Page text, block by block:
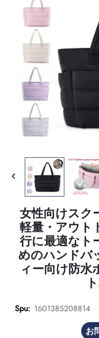
女性向けスク
軽量・アウト
行に最適なト
めのハンドバ
ィー向け防水
Spu: 1601385208814
お